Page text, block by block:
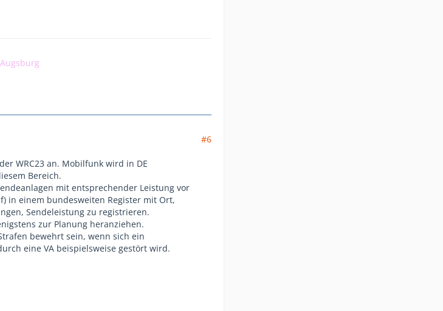
#6
WRC23 an. Mobilfunk wird in DE
Bereich.
mit entsprechender Leistung vor
in einem bundesweiten Register mit Ort,
Sendeleistung zu registrieren.
zur Planung heranziehen.
bewehrt sein, wenn sich ein
eine VA beispielsweise gestört wird.